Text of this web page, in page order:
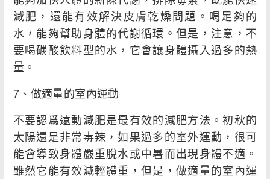
減肥，還能有效解決皮膚乾燥問題。喝足夠的
水，能夠幫助身體的代謝循環。但是，注意，不
要喝碳酸飲料型的水，它會讓身體攝入過多的熱
量。
7、做適量的室內運動
不要認爲遠動減肥是最有效的減肥方法。初秋的
太陽還是非常毒辣，如果過多的室外運動，很可
能會導致身體嚴重脫水或中暑而出現身體不適。
雖然它能有效減輕體重，但是，做適量的室內運